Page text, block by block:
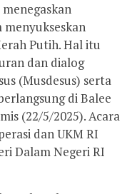
Putih. Hal itu
dan dialog
(Musdesus) serta
di Balee
(22/5/2025). Acara
dan UKM RI
Dalam Negeri RI